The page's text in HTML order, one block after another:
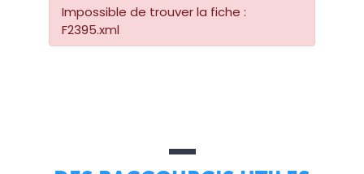
Impossible de trouver la fiche :
F2395.xml